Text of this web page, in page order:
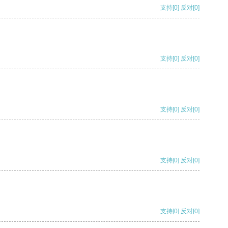
支持[0] 反对[0]
支持[0] 反对[0]
支持[0] 反对[0]
支持[0] 反对[0]
支持[0] 反对[0]